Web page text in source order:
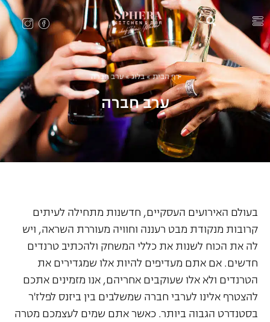
דף הבית»בלוג»ערב חברה
ערב חברה
בעולם האירועים העסקיים, חדשנות מתחילה לעיתים
קרובות מנקודת מבט רעננה וחוויה מעוררת השראה, ויש
לה את הכוח לשנות את כללי המשחק ולהכתיב טרנדים
חדשים. אם אתם מעדיפים להיות אלו שמגדירים את
הטרנדים ולא אלו שעוקבים אחריהם, אנו מזמינים אתכם
להצטרף אלינו לערבי חברה שמשלבים בין ביזנס לפלז'ר
בסטנדרט הגבוה ביותר. כאשר אתם שמים לעצמכם מטרה